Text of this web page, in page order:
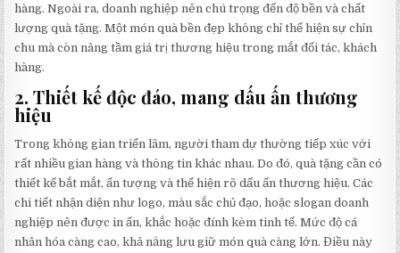
hàng. Ngoài ra, doanh nghiệp nên chú trọng đến độ bền và chất
lượng quà tặng. Một món quà bền đẹp không chỉ thể hiện sự chỉn
chu mà còn nâng tầm giá trị thương hiệu trong mắt đối tác, khách
hàng.
2.Thiết kế độc đáo, mang dấu ấn thương
hiệu
Trong không gian triển lãm, người tham dự thường tiếp xúc với
rất nhiều gian hàng và thông tin khác nhau. Do đó, quà tặng cần có
thiết kế bắt mắt, ấn tượng và thể hiện rõ dấu ấn thương hiệu. Các
chi tiết nhận diện như logo, màu sắc chủ đạo, hoặc slogan doanh
nghiệp nên được in ấn, khắc hoặc đính kèm tinh tế. Mức độ cá
nhân hóa càng cao, khả năng lưu giữ món quà càng lớn. Điều này